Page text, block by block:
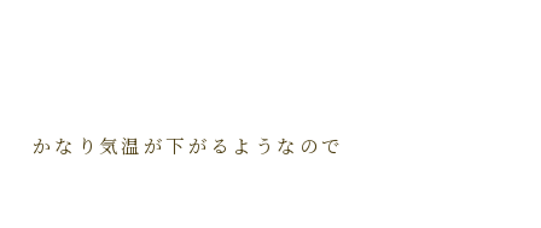
かなり気温が下がるようなので